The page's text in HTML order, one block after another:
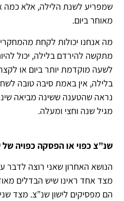
שמפריע לשנת הלילה, אלא כמה
מאוחר ביום.
מה אנחנו יכולות לקחת
מתקשה להירדם בלילה, יכול
לשעה מוקדמת יותר ביום או
בלילה, אין באמת סיבה טובה
נראה שהטענה ששינה מביאה
מגיל שנה וחצי ומעלה.
שנ”צ כפוי או הפסקה כפויה
הנושא האחרון שאני רוצה לדבר
מצד אחד ראינו שיש הבדלים
הם מפסיקים לישון שנ”צ. מצד